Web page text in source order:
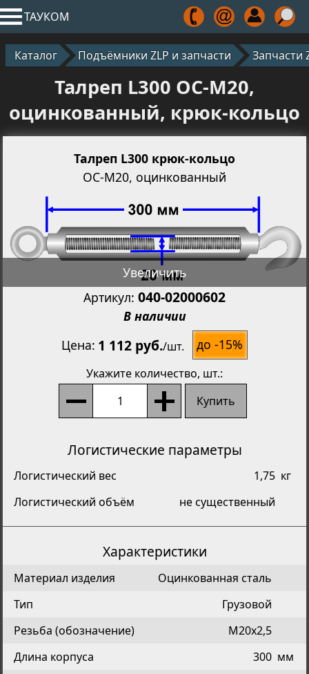
ТАУКОМ
Каталог Подъёмники ZLP и запчасти Запчасти
Талреп L300 OС-M20,
оцинкованный, крюк-кольцо
Талреп L300 крюк-кольцо
OС-M20, оцинкованный
Увеличить
Артикул: 040-02000602
В наличии
Цена 1 112 руб./шт. до -15%
Укажите количество, шт.:
Купить
Логистические параметры
Логистический вес 1,75 кг
Логистический объём
не существенный
Характеристики
Материал изделия
Оцинкованная сталь
Тип
Грузовой
Резьба (обозначение)
М20х2,5
Длина корпуса
300 мм